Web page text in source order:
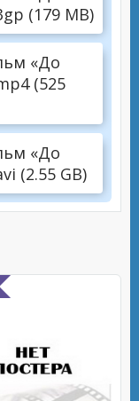
(179 MB)
«До
(525
«До
(2.55 GB)